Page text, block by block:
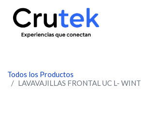
Todos los Productos
LAVAVAJILLAS FRONTAL UC L-